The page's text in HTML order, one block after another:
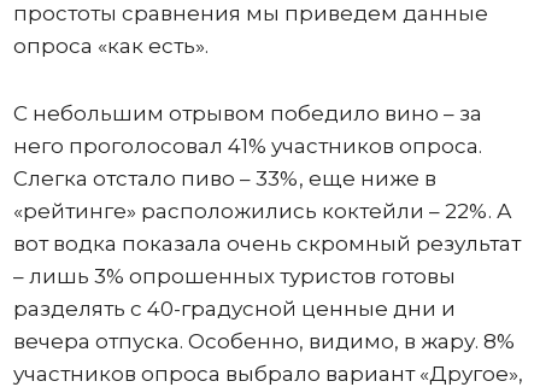
простоты сравнения мы приведем данные
опроса «как есть».
С небольшим отрывом победило вино – за
него проголосовал 41% участников опроса.
Слегка отстало пиво – 33%, еще ниже в
«рейтинге» расположились коктейли – 22%. А
вот водка показала очень скромный результат
– лишь 3% опрошенных туристов готовы
разделять с 40-градусной ценные дни и
вечера отпуска. Особенно, видимо, в жару. 8%
участников опроса выбрало вариант «Другое»,